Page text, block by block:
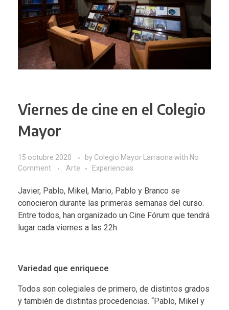
Viernes de cine en el Colegio
Mayor
15 octubre 2020 by Colegio Mayor Larraona with No
Comment
Arte Experiencias
Javier, Pablo, Mikel, Mario, Pablo y Branco se
conocieron durante las primeras semanas del curso.
Entre todos, han organizado un Cine Fórum que tendrá
lugar cada viernes a las 22h.
Variedad que enriquece
Todos son colegiales de primero, de distintos grados
y también de distintas procedencias. “Pablo, Mikel y